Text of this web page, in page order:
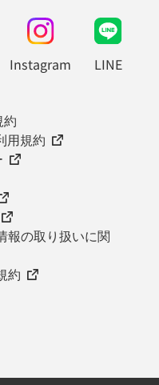
Instagram LINE
用規約
報の取り扱いに関
約